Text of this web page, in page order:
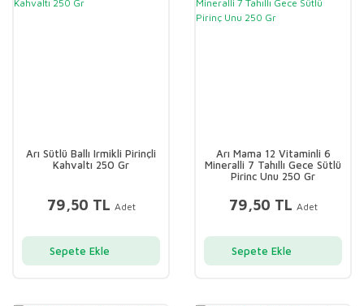
Arı Sütlü Ballı Irmikli Pirinçli
Kahvaltı 250 Gr
79,50 TL Adet
Sepete Ekle
Arı Mama 12 Vitaminli 6
Mineralli 7 Tahıllı Gece Sütlü
Pirinç Unu 250 Gr
79,50 TL Adet
Sepete Ekle